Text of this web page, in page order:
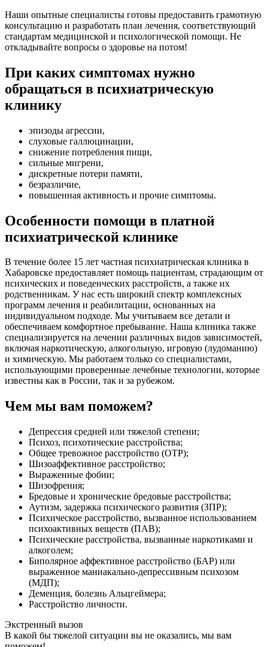
Наши опытные специалисты готовы предоставить грамотную
консультацию и разработать план лечения, соответствующий
стандартам медицинской и психологической помощи. Не
откладывайте вопросы о здоровье на потом!
При каких симптомах нужно
обращаться в психиатрическую
клинику
эпизоды агрессии,
слуховые галлюцинации,
снижение потребления пищи,
сильные мигрени,
дискретные потери памяти,
безразличие,
повышенная активность и прочие симптомы.
Особенности помощи в платной
психиатрической клинике
В течение более 15 лет частная психиатрическая клиника в
Хабаровске предоставляет помощь пациентам, страдающим от
психических и поведенческих расстройств, а также их
родственникам. У нас есть широкий спектр комплексных
программ лечения и реабилитации, основанных на
индивидуальном подходе. Мы учитываем все детали и
обеспечиваем комфортное пребывание. Наша клиника также
специализируется на лечении различных видов зависимостей,
включая наркотическую, алкогольную, игровую (лудоманию)
и химическую. Мы работаем только со специалистами,
использующими проверенные лечебные технологии, которые
известны как в России, так и за рубежом.
Чем мы вам поможем?
Депрессия средней или тяжелой степени;
Психоз, психотические расстройства;
Общее тревожное расстройство (ОТР);
Шизоаффективное расстройство;
Выраженные фобии;
Шизофрения;
Бредовые и хронические бредовые расстройства;
Аутизм, задержка психического развития (ЗПР);
Психическое расстройство, вызванное использованием
психоактивных веществ (ПАВ);
Психические расстройства, вызванные наркотиками и
алкоголем;
Биполярное аффективное расстройство (БАР) или
выраженное маниакально-депрессивным психозом
(МДП);
Деменция, болезнь Альцгеймера;
Расстройство личности.
Экстренный вызов
В какой бы тяжелой ситуации вы не оказались, мы вам